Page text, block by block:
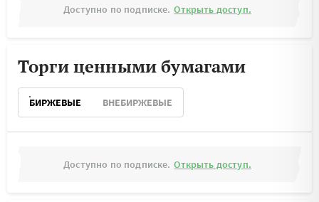
Доступно по подписке. Открыть доступ.
Торги ценными бумагами
БИРЖЕВЫЕ ВНЕБИРЖЕВЫЕ
Доступно по подписке. Открыть доступ.